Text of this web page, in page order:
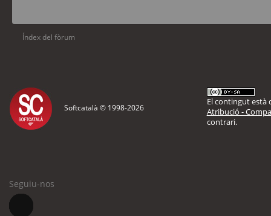
Índex del fòrum
Softcatalà © 1998-2026
El contingut està
Atribució -
contrari.
Seguiu-nos